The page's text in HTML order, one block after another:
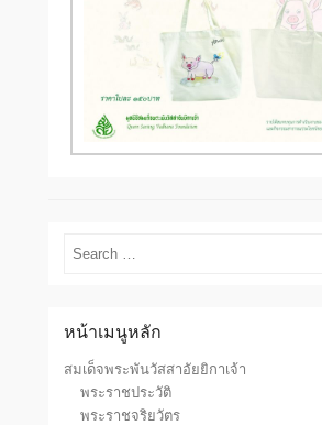
Search
หน้าเมนูหลัก
สมเด็จพระพันวัสสาอัยยิกาเจ้า
พระราชประวัติ
พระราชจริยวัตร